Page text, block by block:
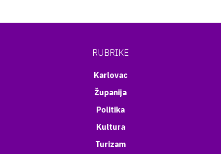
RUBRIKE
Karlovac
Županija
Politika
Kultura
Turizam